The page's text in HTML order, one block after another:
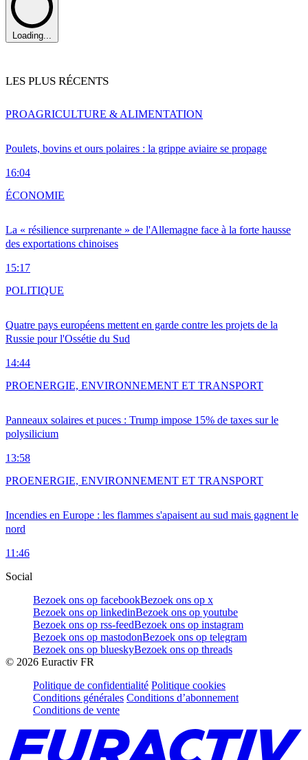
Loading...
LES PLUS RÉCENTS
Poulets, bovins et ours polaires : la grippe aviaire se propage
16:04
PROAGRICULTURE & ALIMENTATION
La « résilience surprenante » de l'Allemagne face à la forte hausse
des exportations chinoises
15:17
ÉCONOMIE
Quatre pays européens mettent en garde contre les projets de la
Russie pour l'Ossétie du Sud
14:44
POLITIQUE
Panneaux solaires et puces : Trump impose 15% de taxes sur le
polysilicium
13:58
PROENERGIE, ENVIRONNEMENT ET TRANSPORT
Incendies en Europe : les flammes s'apaisent au sud mais gagnent le
nord
11:46
PROENERGIE, ENVIRONNEMENT ET TRANSPORT
Social
Bezoek ons op facebookBezoek ons op x
Bezoek ons op linkedinBezoek ons op youtube
Bezoek ons op rss-feedBezoek ons op instagram
Bezoek ons op mastodonBezoek ons op telegram
Bezoek ons op blueskyBezoek ons op threads
© 2026 Euractiv FR
Politique de confidentialité Politique cookies
Conditions générales Conditions d’abonnement
Conditions de vente